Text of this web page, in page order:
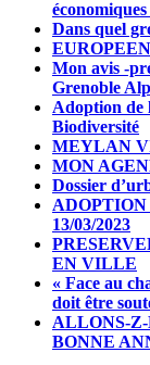
Dans quel
Mon avis -
Grenoble
Adoption de
Biodiversité
MEYLAN
MON
Dossier
13/03/2023
EN VILLE
« Face au
doit être
ALLONS-
BONNE